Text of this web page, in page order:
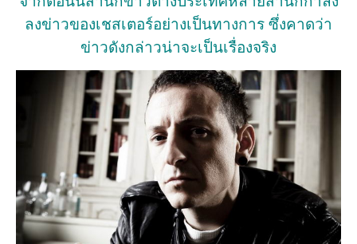
ลงข่าวของเชสเตอร์อย่างเป็นทางการ ซึ่งคาดว่า
ข่าวดังกล่าวน่าจะเป็นเรื่องจริง